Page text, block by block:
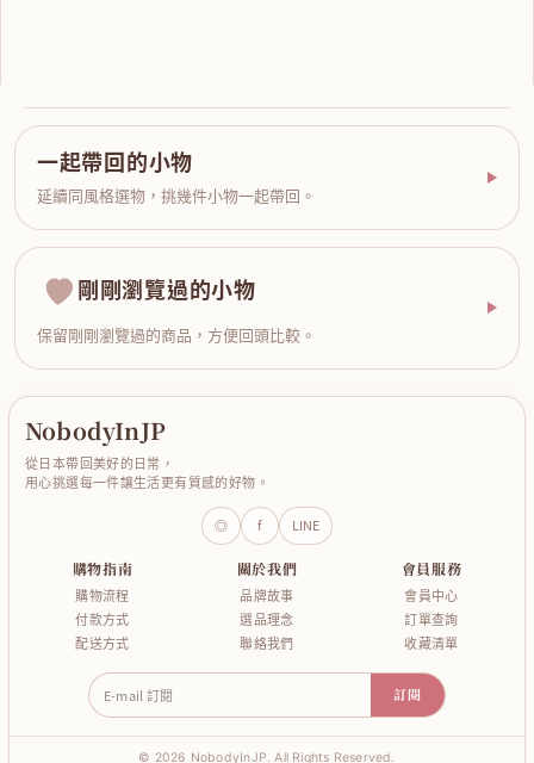
一起帶回的小物
延續同風格選物，挑幾件小物一起帶回。
剛剛瀏覽過的小物
保留剛剛瀏覽過的商品，方便回頭比較。
NobodyInJP
從日本帶回美好的日常，
用心挑選每一件讓生活更有質感的好物。
◎ f LINE
購物指南
購物流程
付款方式
配送方式
關於我們
品牌故事
選品理念
聯絡我們
會員服務
會員中心
訂單查詢
收藏清單
E-mail 訂閱 訂閱
© 2026 NobodyInJP. All Rights Reserved.